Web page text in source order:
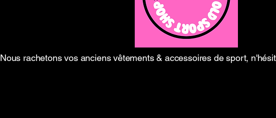
Nous rachetons vos anciens vêtements & accessoires de sport,